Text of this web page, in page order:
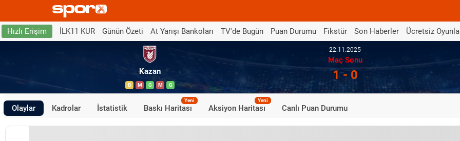
Hızlı Erişim İLK11 KUR Günün Özeti At Yarışı Bankoları TV'de Bugün Puan Durumu Fikstür Son Haberler Ücretsiz
Kazan
B M G M G
22.11.2025
Maç Sonu
1 - 0
Olaylar Kadrolar İstatistik Baskı Haritası
Yeni
Aksiyon Haritası
Yeni
Canlı Puan Durumu